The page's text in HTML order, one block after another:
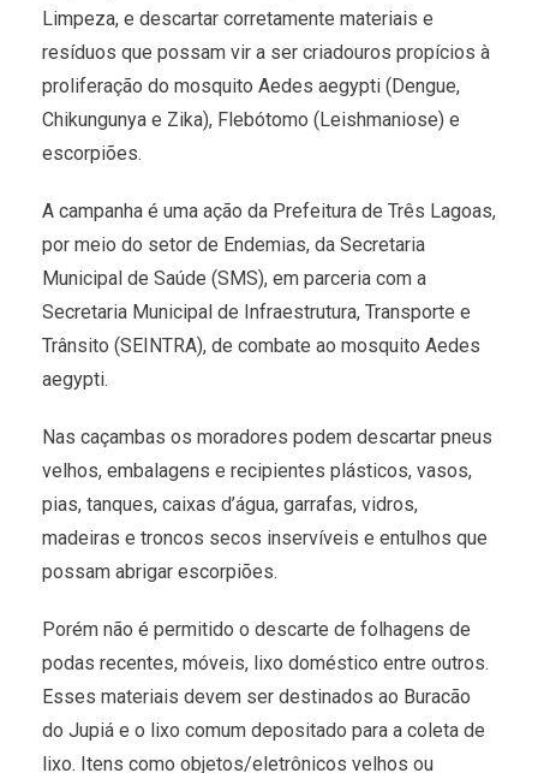
Limpeza, e descartar corretamente materiais e
resíduos que possam vir a ser criadouros propícios à
proliferação do mosquito Aedes aegypti (Dengue,
Chikungunya e Zika), Flebótomo (Leishmaniose) e
escorpiões.
A campanha é uma ação da Prefeitura de Três Lagoas,
por meio do setor de Endemias, da Secretaria
Municipal de Saúde (SMS), em parceria com a
Secretaria Municipal de Infraestrutura, Transporte e
Trânsito (SEINTRA), de combate ao mosquito Aedes
aegypti.
Nas caçambas os moradores podem descartar pneus
velhos, embalagens e recipientes plásticos, vasos,
pias, tanques, caixas d’água, garrafas, vidros,
madeiras e troncos secos inservíveis e entulhos que
possam abrigar escorpiões.
Porém não é permitido o descarte de folhagens de
podas recentes, móveis, lixo doméstico entre outros.
Esses materiais devem ser destinados ao Buracão
do Jupiá e o lixo comum depositado para a coleta de
lixo. Itens como objetos/eletrônicos velhos ou